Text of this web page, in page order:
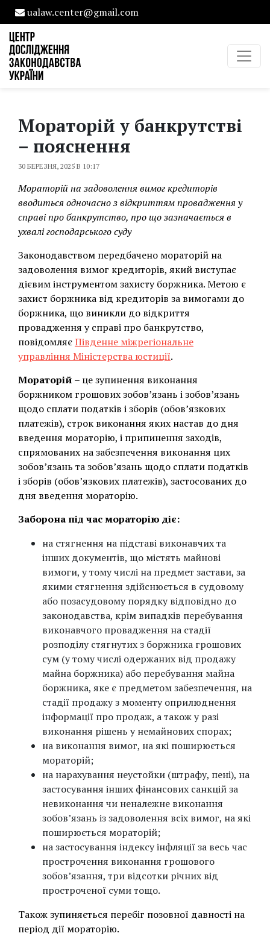
ualaw.center@gmail.com
Мораторій у банкрутстві
– пояснення
30 БЕРЕЗНЯ, 2025 В 10:17
Мораторій на задоволення вимог кредиторів
вводиться одночасно з відкриттям провадження у
справі про банкрутство, про що зазначається в
ухвалі господарського суду
Законодавством передбачено мораторій на
задоволення вимог кредиторів, який виступає
дієвим інструментом захисту боржника. Метою є
захист боржника від кредиторів за вимогами до
боржника, що виникли до відкриття
провадження у справі про банкрутство,
повідомляєПівденне міжрегіональне
управління Міністерства юстиції.
Мораторій – це зупинення виконання
боржником грошових зобов’язань і зобов’язань
щодо сплати податків і зборів (обов’язкових
платежів), строк виконання яких настав до дня
введення мораторію, і припинення заходів,
спрямованих на забезпечення виконання цих
зобов’язань та зобов’язань щодо сплати податків
і зборів (обов’язкових платежів), застосованих до
дня введення мораторію.
Заборона під час мораторію діє:
на стягнення на підставі виконавчих та
інших документів, що містять майнові
вимоги, у тому числі на предмет застави, за
якими стягнення здійснюється в судовому
або позасудовому порядку відповідно до
законодавства, крім випадків перебування
виконавчого провадження на стадії
розподілу стягнутих з боржника грошових
сум (у тому числі одержаних від продажу
майна боржника) або перебування майна
боржника, яке є предметом забезпечення, на
стадії продажу з моменту оприлюднення
інформації про продаж, а також у разі
виконання рішень у немайнових спорах;
на виконання вимог, на які поширюється
мораторій;
на нарахування неустойки (штрафу, пені), на
застосування інших фінансових санкцій за
невиконання чи неналежне виконання
зобов’язань із задоволення всіх вимог, на які
поширюється мораторій;
на застосування індексу інфляції за весь час
прострочення виконання грошового
зобов’язання, три відсотки річних від
простроченої суми тощо.
Також зупиняється перебіг позовної давності на
період дії мораторію.